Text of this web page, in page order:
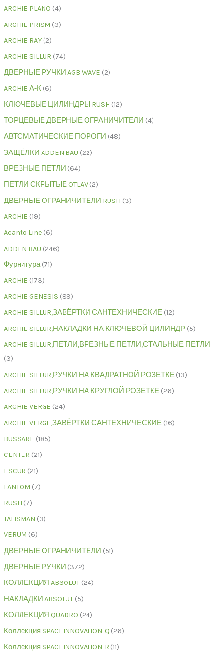
ARCHIE PLANO 4
ARCHIE PRISM 3
ARCHIE RAY 2
ARCHIE SILLUR 74
ДВЕРНЫЕ РУЧКИ AGB WAVE 2
ARCHIE А-К 6
КЛЮЧЕВЫЕ ЦИЛИНДРЫ RUSH 12
ТОРЦЕВЫЕ ДВЕРНЫЕ ОГРАНИЧИТЕЛИ 4
АВТОМАТИЧЕСКИЕ ПОРОГИ 48
ЗАЩЁЛКИ ADDEN BAU 22
ВРЕЗНЫЕ ПЕТЛИ 64
ПЕТЛИ СКРЫТЫЕ OTLAV 2
ДВЕРНЫЕ ОГРАНИЧИТЕЛИ RUSH 3
ARCHIE 19
Acanto Line 6
ADDEN BAU 246
Фурнитура 71
ARCHIE 173
ARCHIE GENESIS 89
ARCHIE SILLUR,ЗАВЁРТКИ САНТЕХНИЧЕСКИЕ 12
ARCHIE SILLUR,НАКЛАДКИ НА КЛЮЧЕВОЙ ЦИЛИНДР 5
ARCHIE SILLUR,ПЕТЛИ,ВРЕЗНЫЕ ПЕТЛИ,СТАЛЬНЫЕ ПЕТЛИ
3
ARCHIE SILLUR,РУЧКИ НА КВАДРАТНОЙ РОЗЕТКЕ 13
ARCHIE SILLUR,РУЧКИ НА КРУГЛОЙ РОЗЕТКЕ 26
ARCHIE VERGE 24
ARCHIE VERGE,ЗАВЁРТКИ САНТЕХНИЧЕСКИЕ 16
BUSSARE 185
CENTER 21
ESCUR 21
FANTOM 7
RUSH 7
TALISMAN 3
VERUM 6
ДВЕРНЫЕ ОГРАНИЧИТЕЛИ 51
ДВЕРНЫЕ РУЧКИ 372
КОЛЛЕКЦИЯ ABSOLUT 24
НАКЛАДКИ ABSOLUT 5
КОЛЛЕКЦИЯ QUADRO 24
Коллекция SPACEINNOVATION-Q 26
Коллекция SPACEINNOVATION-R 11